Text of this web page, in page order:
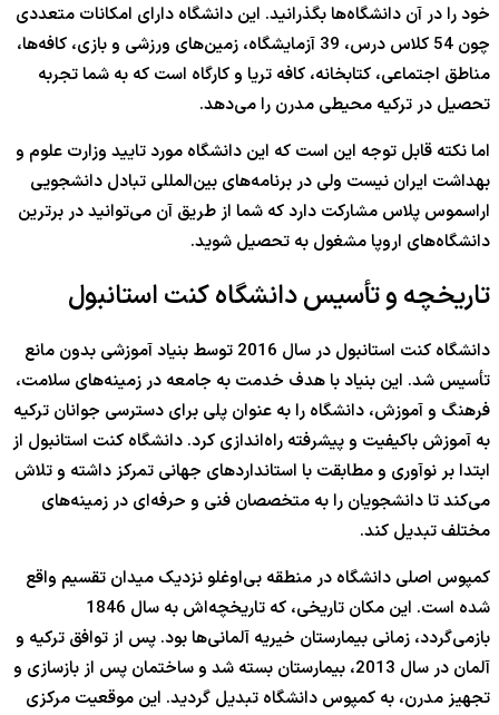
خود را در آن دانشگاه‌ها بگذرانید. این دانشگاه دارای امکانات متعددی
چون 54 کلاس درس، 39 آزمایشگاه، زمین‌های ورزشی و بازی، کافه‌ها،
مناطق اجتماعی، کتابخانه، کافه تریا و کارگاه است که به شما تجربه
تحصیل در ترکیه محیطی مدرن را می‌دهد.
اما نکته قابل توجه این است که این دانشگاه مورد تایید وزارت علوم و
بهداشت ایران نیست ولی در برنامه‌های بین‌‌المللی تبادل دانشجویی
اراسموس پلاس مشارکت دارد که شما از طریق آن می‌توانید در برترین
دانشگاه‌های اروپا مشغول به تحصیل شوید.
تاریخچه و تأسیس دانشگاه کنت استانبول
دانشگاه کنت استانبول در سال 2016 توسط بنیاد آموزشی بدون مانع
تأسیس شد. این بنیاد با هدف خدمت به جامعه در زمینه‌های سلامت،
فرهنگ و آموزش، دانشگاه را به عنوان پلی برای دسترسی جوانان ترکیه
به آموزش باکیفیت و پیشرفته راه‌اندازی کرد. دانشگاه کنت استانبول از
ابتدا بر نوآوری و مطابقت با استانداردهای جهانی تمرکز داشته و تلاش
می‌کند تا دانشجویان را به متخصصان فنی و حرفه‌ای در زمینه‌های
مختلف تبدیل کند.
کمپوس اصلی دانشگاه در منطقه بی‌اوغلو نزدیک میدان تقسیم واقع
شده است. این مکان تاریخی، که تاریخچه‌اش به سال 1846
بازمی‌گردد، زمانی بیمارستان خیریه آلمانی‌ها بود. پس از توافق ترکیه و
آلمان در سال 2013، بیمارستان بسته شد و ساختمان پس از بازسازی و
تجهیز مدرن، به کمپوس دانشگاه تبدیل گردید. این موقعیت مرکزی